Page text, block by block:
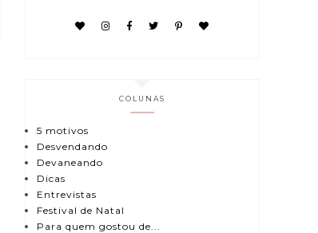
COLUNAS
5 motivos
Desvendando
Devaneando
Dicas
Entrevistas
Festival de Natal
Para quem gostou de...